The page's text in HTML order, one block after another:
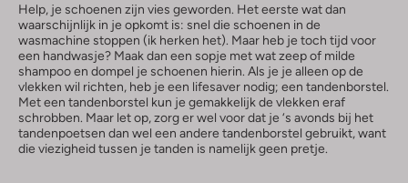
Help, je schoenen zijn vies geworden. Het eerste wat dan
waarschijnlijk in je opkomt is: snel die schoenen in de
wasmachine stoppen (ik herken het). Maar heb je toch tijd voor
een handwasje? Maak dan een sopje met wat zeep of milde
shampoo en dompel je schoenen hierin. Als je je alleen op de
vlekken wil richten, heb je een lifesaver nodig; een tandenborstel.
Met een tandenborstel kun je gemakkelijk de vlekken eraf
schrobben. Maar let op, zorg er wel voor dat je ‘s avonds bij het
tandenpoetsen dan wel een andere tandenborstel gebruikt, want
die viezigheid tussen je tanden is namelijk geen pretje.